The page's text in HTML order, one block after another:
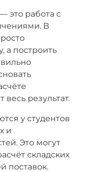
это работа с
В
а построить
результат.
у студентов
и
Это могут
складских
поставок.